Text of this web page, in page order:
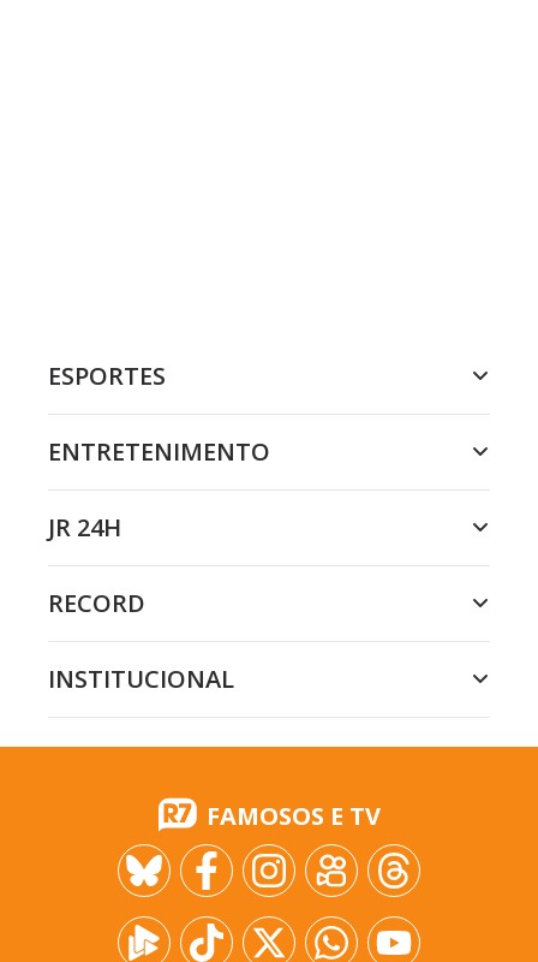
ESPORTES
ENTRETENIMENTO
JR 24H
RECORD
INSTITUCIONAL
FAMOSOS E TV